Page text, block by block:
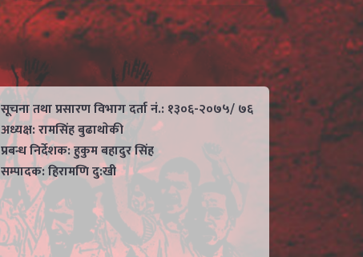
सूचना तथा प्रसारण विभाग दर्ता नं.: १३०६-२०७५/ ७६
अध्यक्ष: रामसिंह बुढाथाेकी
प्रबन्ध निर्देशक: हुकुम बहादुर सिंह
सम्पादक: हिरामणि दु:खी